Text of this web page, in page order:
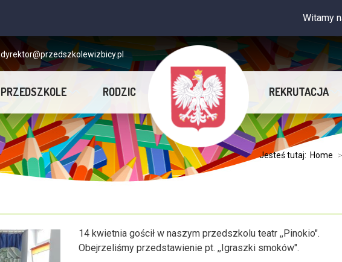
Witamy na
dyrektor@przedszkolewizbicy.pl
PRZEDSZKOLE RODZIC REKRUTACJA
Jesteś tutaj: Home >
14 kwietnia gościł w naszym przedszkolu teatr ,,Pinokio".
Obejrzeliśmy przedstawienie pt. ,,Igraszki smoków".